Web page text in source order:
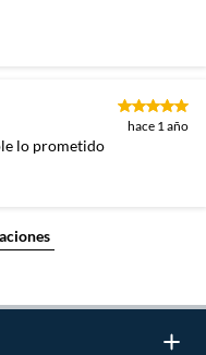
hace 1 año
lo prometido